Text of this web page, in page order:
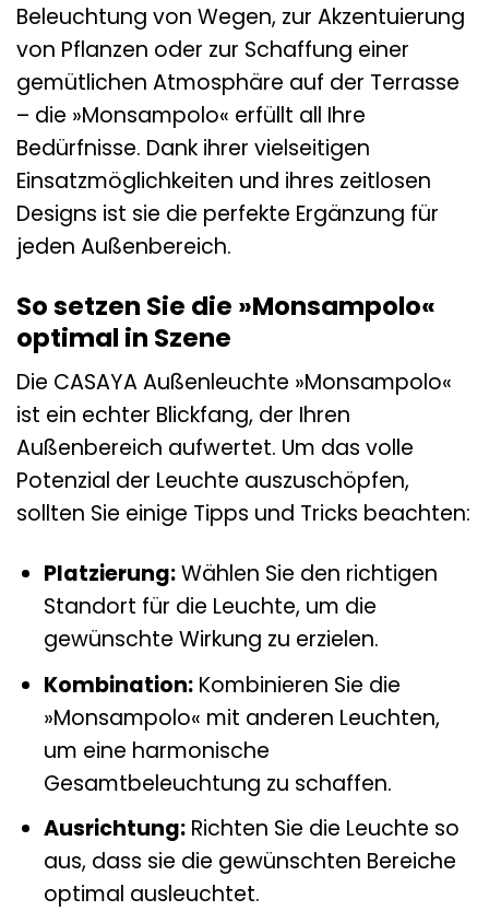
Beleuchtung von Wegen, zur Akzentuierung
von Pflanzen oder zur Schaffung einer
gemütlichen Atmosphäre auf der Terrasse
– die »Monsampolo« erfüllt all Ihre
Bedürfnisse. Dank ihrer vielseitigen
Einsatzmöglichkeiten und ihres zeitlosen
Designs ist sie die perfekte Ergänzung für
jeden Außenbereich.
So setzen Sie die »Monsampolo«
optimal in Szene
Die CASAYA Außenleuchte »Monsampolo«
ist ein echter Blickfang, der Ihren
Außenbereich aufwertet. Um das volle
Potenzial der Leuchte auszuschöpfen,
sollten Sie einige Tipps und Tricks beachten:
Platzierung:Wählen Sie den richtigen
Standort für die Leuchte, um die
gewünschte Wirkung zu erzielen.
Kombination:Kombinieren Sie die
»Monsampolo« mit anderen Leuchten,
um eine harmonische
Gesamtbeleuchtung zu schaffen.
Ausrichtung:Richten Sie die Leuchte so
aus, dass sie die gewünschten Bereiche
optimal ausleuchtet.